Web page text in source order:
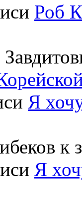
Роб
Я
к
Я